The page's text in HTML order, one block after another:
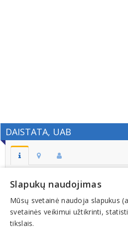
DAISTATA, UAB
Adresas:
KLAIPĖDA
Kodas:
300629697
Slapukų naudojimas
Mūsų svetainė naudoja slapukus
svetainės veikimui užtikrinti,
tikslais.